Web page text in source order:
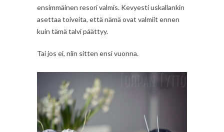
ensimmäinen resori valmis. Kevyesti uskallankin
asettaa toiveita, että nämä ovat valmiit ennen
kuin tämä talvi päättyy.
Tai jos ei, niin sitten ensi vuonna.